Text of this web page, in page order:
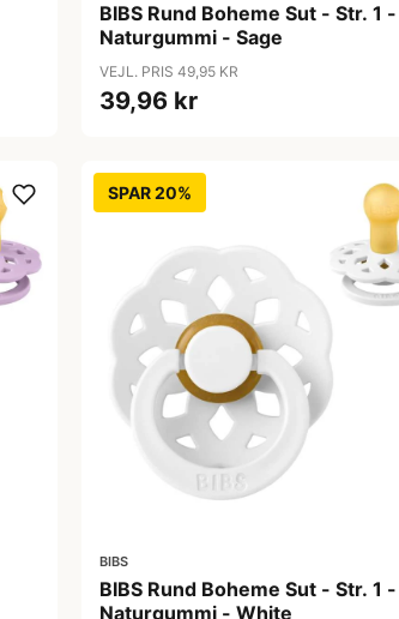
BIBS Rund Boheme Sut - Str. 1 -
Naturgummi - Sage
VEJL. PRIS 49,95 KR
39,96 kr
SPAR 20%
BIBS
BIBS Rund Boheme Sut - Str. 1 -
Naturgummi - White